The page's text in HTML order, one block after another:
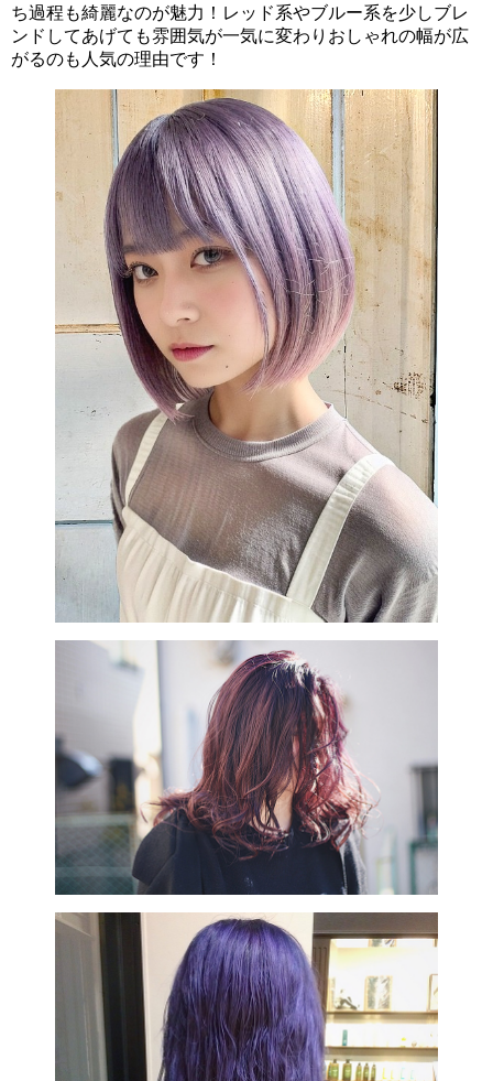
ち過程も綺麗なのが魅力！レッド系やブルー系を少しブレ
ンドしてあげても雰囲気が一気に変わりおしゃれの幅が広
がるのも人気の理由です！